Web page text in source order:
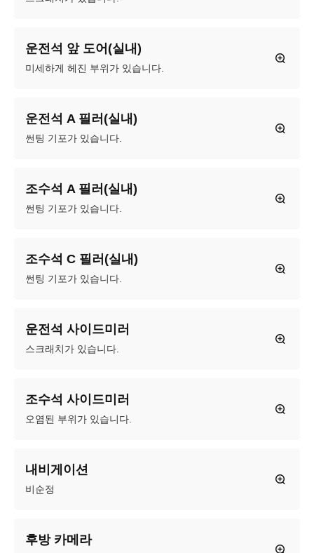
운전석 앞 도어(실내)
미세하게 헤진 부위가 있습니다.
운전석 A 필러(실내)
썬팅 기포가 있습니다.
조수석 A 필러(실내)
썬팅 기포가 있습니다.
조수석 C 필러(실내)
썬팅 기포가 있습니다.
운전석 사이드미러
스크래치가 있습니다.
조수석 사이드미러
오염된 부위가 있습니다.
내비게이션
비순정
후방 카메라